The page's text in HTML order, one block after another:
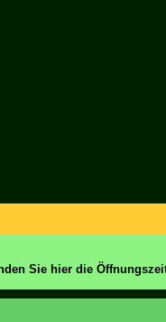
Sie hier die